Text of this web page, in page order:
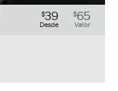
$39
Desde
$65
Valor